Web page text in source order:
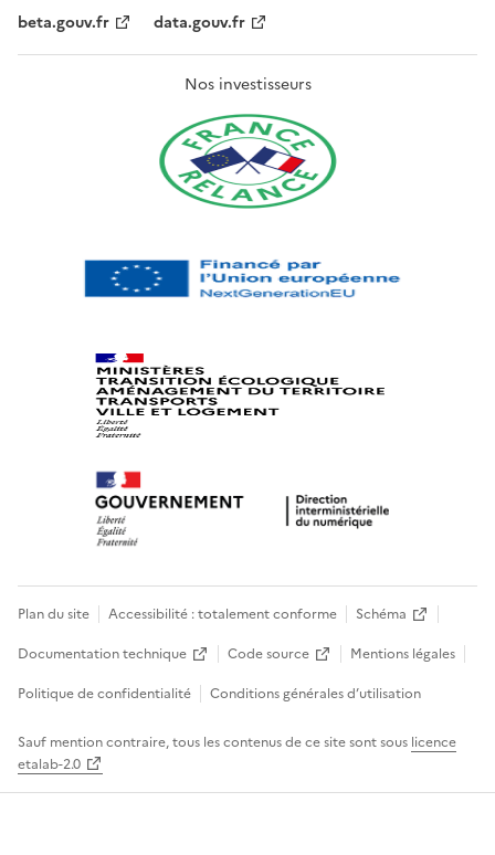
beta.gouv.fr
data.gouv.fr
Nos investisseurs
Plan du site Accessibilité : totalement conforme
Schéma
Documentation technique
Code source
Mentions légales
Politique de confidentialité
Conditions générales d’utilisation
Sauf mention contraire, tous les contenus de ce site sont sous licence
etalab-2.0